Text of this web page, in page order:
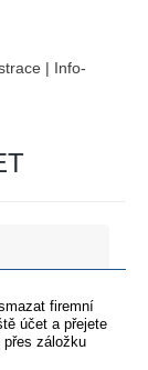
| Info-
firemní
účet a přejete
přes záložku